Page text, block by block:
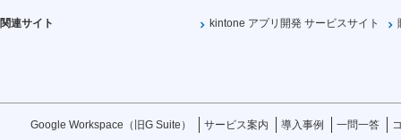
関連サイト kintone アプリ開発 サービスサイト
Google Workspace（旧G Suite） サービス案内 導入事例 一問一答